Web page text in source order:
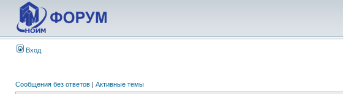
Вход
Сообщения без ответов | Активные темы